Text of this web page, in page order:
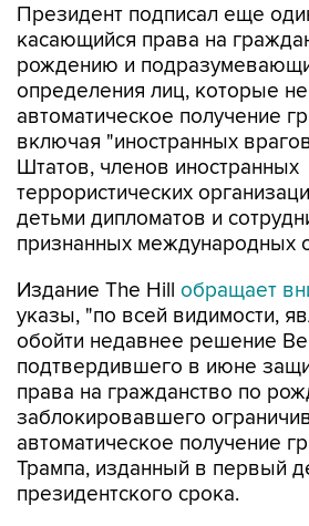
Президент подписал еще
касающийся права на
рождению и
определения лиц, которые
автоматическое получение
включая "иностранных
Штатов, членов иностранных
террористических
детьми дипломатов и
признанных международных
Издание The Hill обращает
указы, "по всей видимости,
обойти недавнее решение
подтвердившего в июне
права на гражданство по
заблокировавшего
автоматическое получение
Трампа, изданный в первый
президентского срока.